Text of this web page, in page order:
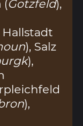
(Gotzfeld),
Hallstadt
), Salz
),
),